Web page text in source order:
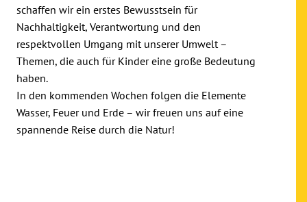
schaffen wir ein erstes Bewusstsein für
Nachhaltigkeit, Verantwortung und den
respektvollen Umgang mit unserer Umwelt –
Themen, die auch für Kinder eine große Bedeutung
haben.
In den kommenden Wochen folgen die Elemente
Wasser, Feuer und Erde – wir freuen uns auf eine
spannende Reise durch die Natur!